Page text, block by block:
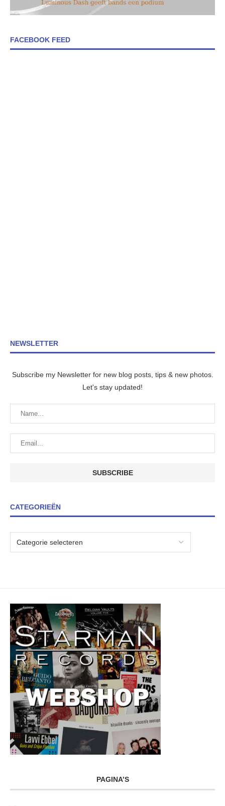
FACEBOOK FEED
NEWSLETTER
Subscribe my Newsletter for new blog posts, tips & new photos.
Let's stay updated!
CATEGORIEËN
PAGINA’S